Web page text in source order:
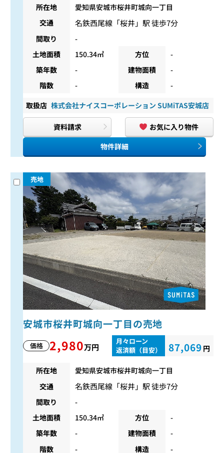
所在地
愛知県安城市桜井町城向一丁目
交通
名鉄西尾線 「桜井」駅 徒歩7分
間取り
-
土地面積
150.34㎡ 方位
-
築年数
- 建物面積
-
階数
- 構造 -
取扱店 株式会社ナイスコーポレーション SUMiTAS安城店
資料請求
お気に入り物件
物件詳細
売地
安城市桜井町城向一丁目の売地
価格 2,980万円
月々ローン
返済額（目安）
87,069 円
所在地
愛知県安城市桜井町城向一丁目
交通
名鉄西尾線 「桜井」駅 徒歩7分
間取り
-
土地面積
150.34㎡ 方位
-
築年数
- 建物面積
-
階数
- 構造 -